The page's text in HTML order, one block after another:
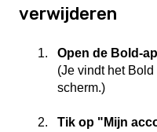
verwijderen
Open de Bold-
(Je vindt het
scherm.)
Tik op "Mijn